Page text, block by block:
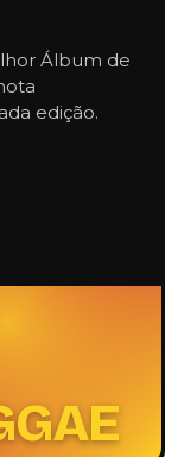
Álbum de
edição.